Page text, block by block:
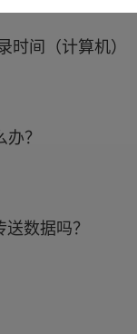
间（计算机）
？
数据吗？